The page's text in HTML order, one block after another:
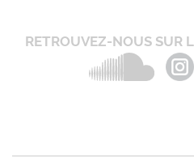
RETROUVEZ-NOUS SUR